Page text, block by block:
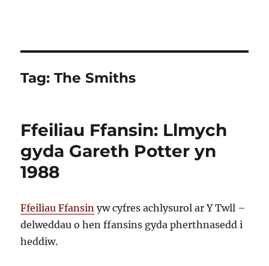
Tag:The Smiths
Ffeiliau Ffansin: Llmych
gyda Gareth Potter yn
1988
Ffeiliau Ffansin yw cyfres achlysurol ar Y Twll –
delweddau o hen ffansins gyda pherthnasedd i
heddiw.